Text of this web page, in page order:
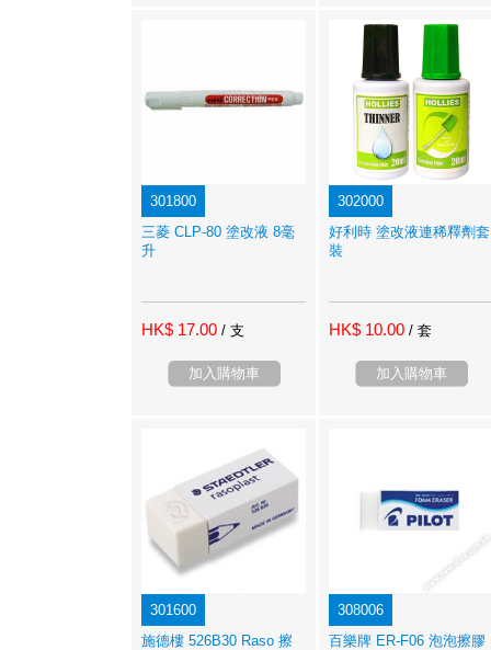
301800
三菱 CLP-80 塗改液 8毫
升
HK$ 17.00 / 支
加入購物車
302000
好利時 塗改液連稀釋劑套
裝
HK$ 10.00 / 套
加入購物車
301600
施德樓 526B30 Raso 擦
308006
百樂牌 ER-F06 泡泡擦膠